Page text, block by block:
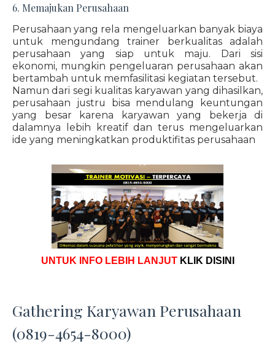
6. Memajukan Perusahaan
Perusahaan yang rela mengeluarkan banyak biaya
untuk mengundang trainer berkualitas adalah
perusahaan yang siap untuk maju. Dari sisi
ekonomi, mungkin pengeluaran perusahaan akan
bertambah untuk memfasilitasi kegiatan tersebut.
Namun dari segi kualitas karyawan yang dihasilkan,
perusahaan justru bisa mendulang keuntungan
yang besar karena karyawan yang bekerja di
dalamnya lebih kreatif dan terus mengeluarkan
ide yang meningkatkan produktifitas perusahaan
UNTUK INFO LEBIH LANJUT KLIK DISINI
Gathering Karyawan Perusahaan
(0819-4654-8000)